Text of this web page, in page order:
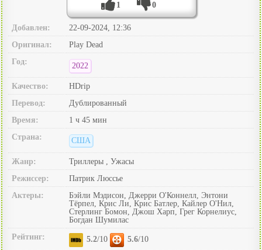
1 0
Добавлен:
22-09-2024, 12:36
Оригинал:
Play Dead
Год:
2022
Качество:
HDrip
Перевод:
Дублированный
Время:
1 ч 45 мин
Страна:
США
Жанр:
Триллеры , Ужасы
Режиссер:
Патрик Люссье
Актеры:
Бэйли Мэдисон, Джерри О'Коннелл, Энтони
Тёрпел, Крис Ли, Крис Батлер, Кайлер О'Нил,
Стерлинг Бомон, Джош Харп, Грег Корнелиус,
Богдан Шумилас
Рейтинг:
5.2/10 5.6/10